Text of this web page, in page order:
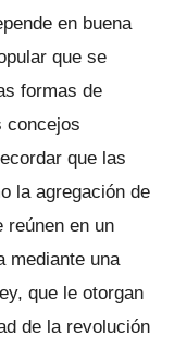
en buena
que se
formas de
concejos
que las
la agregación de
reúnen en un
mediante una
que le otorgan
de la revolución